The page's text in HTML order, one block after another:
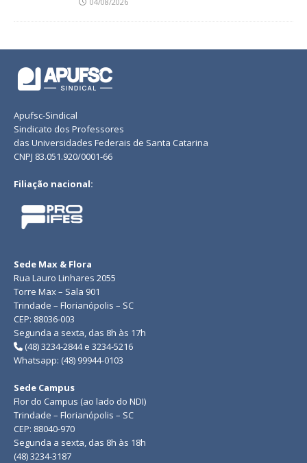
Apufsc-Sindical
Sindicato dos Professores
das Universidades Federais de Santa Catarina
CNPJ 83.051.920/0001-66
Filiação nacional:
Sede Max & Flora
Rua Lauro Linhares 2055
Torre Max – Sala 901
Trindade – Florianópolis – SC
CEP: 88036-003
Segunda a sexta, das 8h às 17h
(48) 3234-2844 e 3234-5216
Whatsapp: (48) 99944-0103
Sede Campus
Flor do Campus (ao lado do NDI)
Trindade – Florianópolis – SC
CEP: 88040-970
Segunda a sexta, das 8h às 18h
(48) 3234-3187